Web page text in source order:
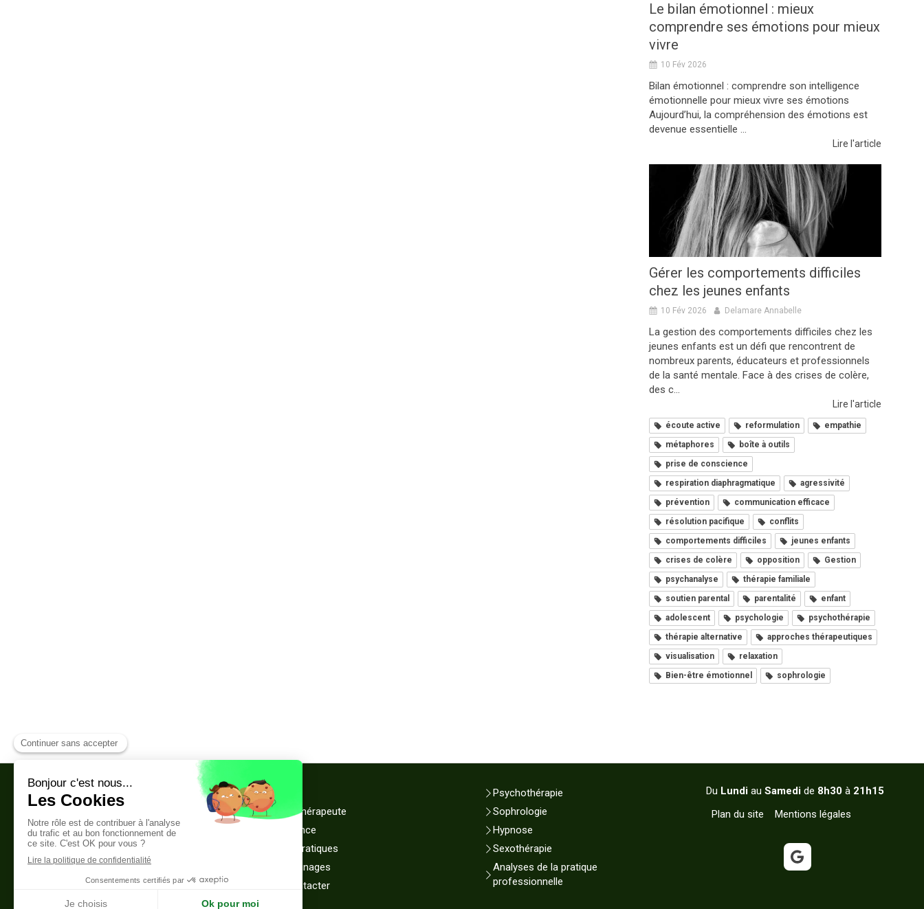
Le bilan émotionnel : mieux
comprendre ses émotions pour mieux
vivre
10 Fév 2026
Bilan émotionnel : comprendre son intelligence
émotionnelle pour mieux vivre ses émotions
Aujourd’hui, la compréhension des émotions est
devenue essentielle ...
Lire l'article
Gérer les comportements difficiles
chez les jeunes enfants
10 Fév 2026 Delamare Annabelle
La gestion des comportements difficiles chez les
jeunes enfants est un défi que rencontrent de
nombreux parents, éducateurs et professionnels
de la santé mentale. Face à des crises de colère,
des c...
Lire l'article
écoute active reformulation
empathie
métaphores
boîte à outils
prise de conscience
respiration diaphragmatique
agressivité
prévention
communication efficace
résolution pacifique
conflits
comportements difficiles
jeunes enfants
crises de colère
opposition
Gestion
psychanalyse
thérapie familiale
soutien parental
parentalité
enfant
adolescent
psychologie
psychothérapie
thérapie alternative
approches thérapeutiques
visualisation
relaxation
Bien-être émotionnel
sophrologie
sophrologie
Sophrologue Montreuil 93100
4 rue Yves Farge
93100 Montreuil
Afficher le téléphone
Accueil
Votre thérapeute
La séance
Infos pratiques
Témoignages
Me contacter
Psychothérapie
Sophrologie
Hypnose
Sexothérapie
Analyses de la pratique
professionnelle
Du Lundi au Samedi de 8h30 à 21h15
Plan du site
Mentions légales